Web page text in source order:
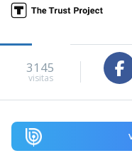
3145
visitas